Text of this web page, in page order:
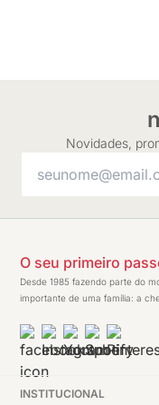
Novidades,
O seu primeiro
Desde 1985 fazendo parte do
importante de uma família: a
INSTITUCIONAL